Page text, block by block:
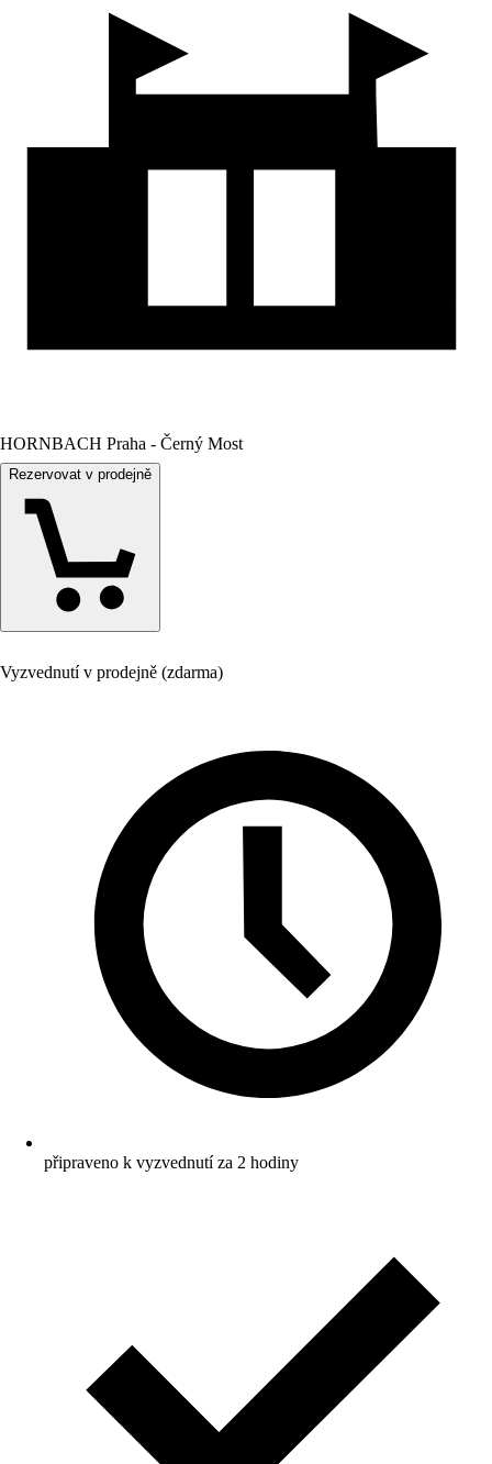
HORNBACH Praha - Černý Most
Rezervovat v prodejně
Vyzvednutí v prodejně (zdarma)
připraveno k vyzvednutí za 2 hodiny